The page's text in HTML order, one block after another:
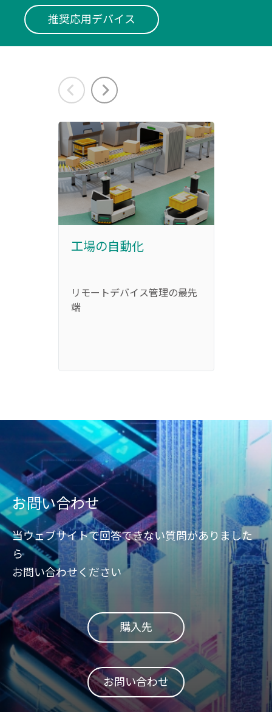
推奨応用デバイス
工場の自動化
リモートデバイス管理の最先
端
お問い合わせ
当ウェブサイトで回答できない質問がありました
ら
お問い合わせください
購入先
お問い合わせ